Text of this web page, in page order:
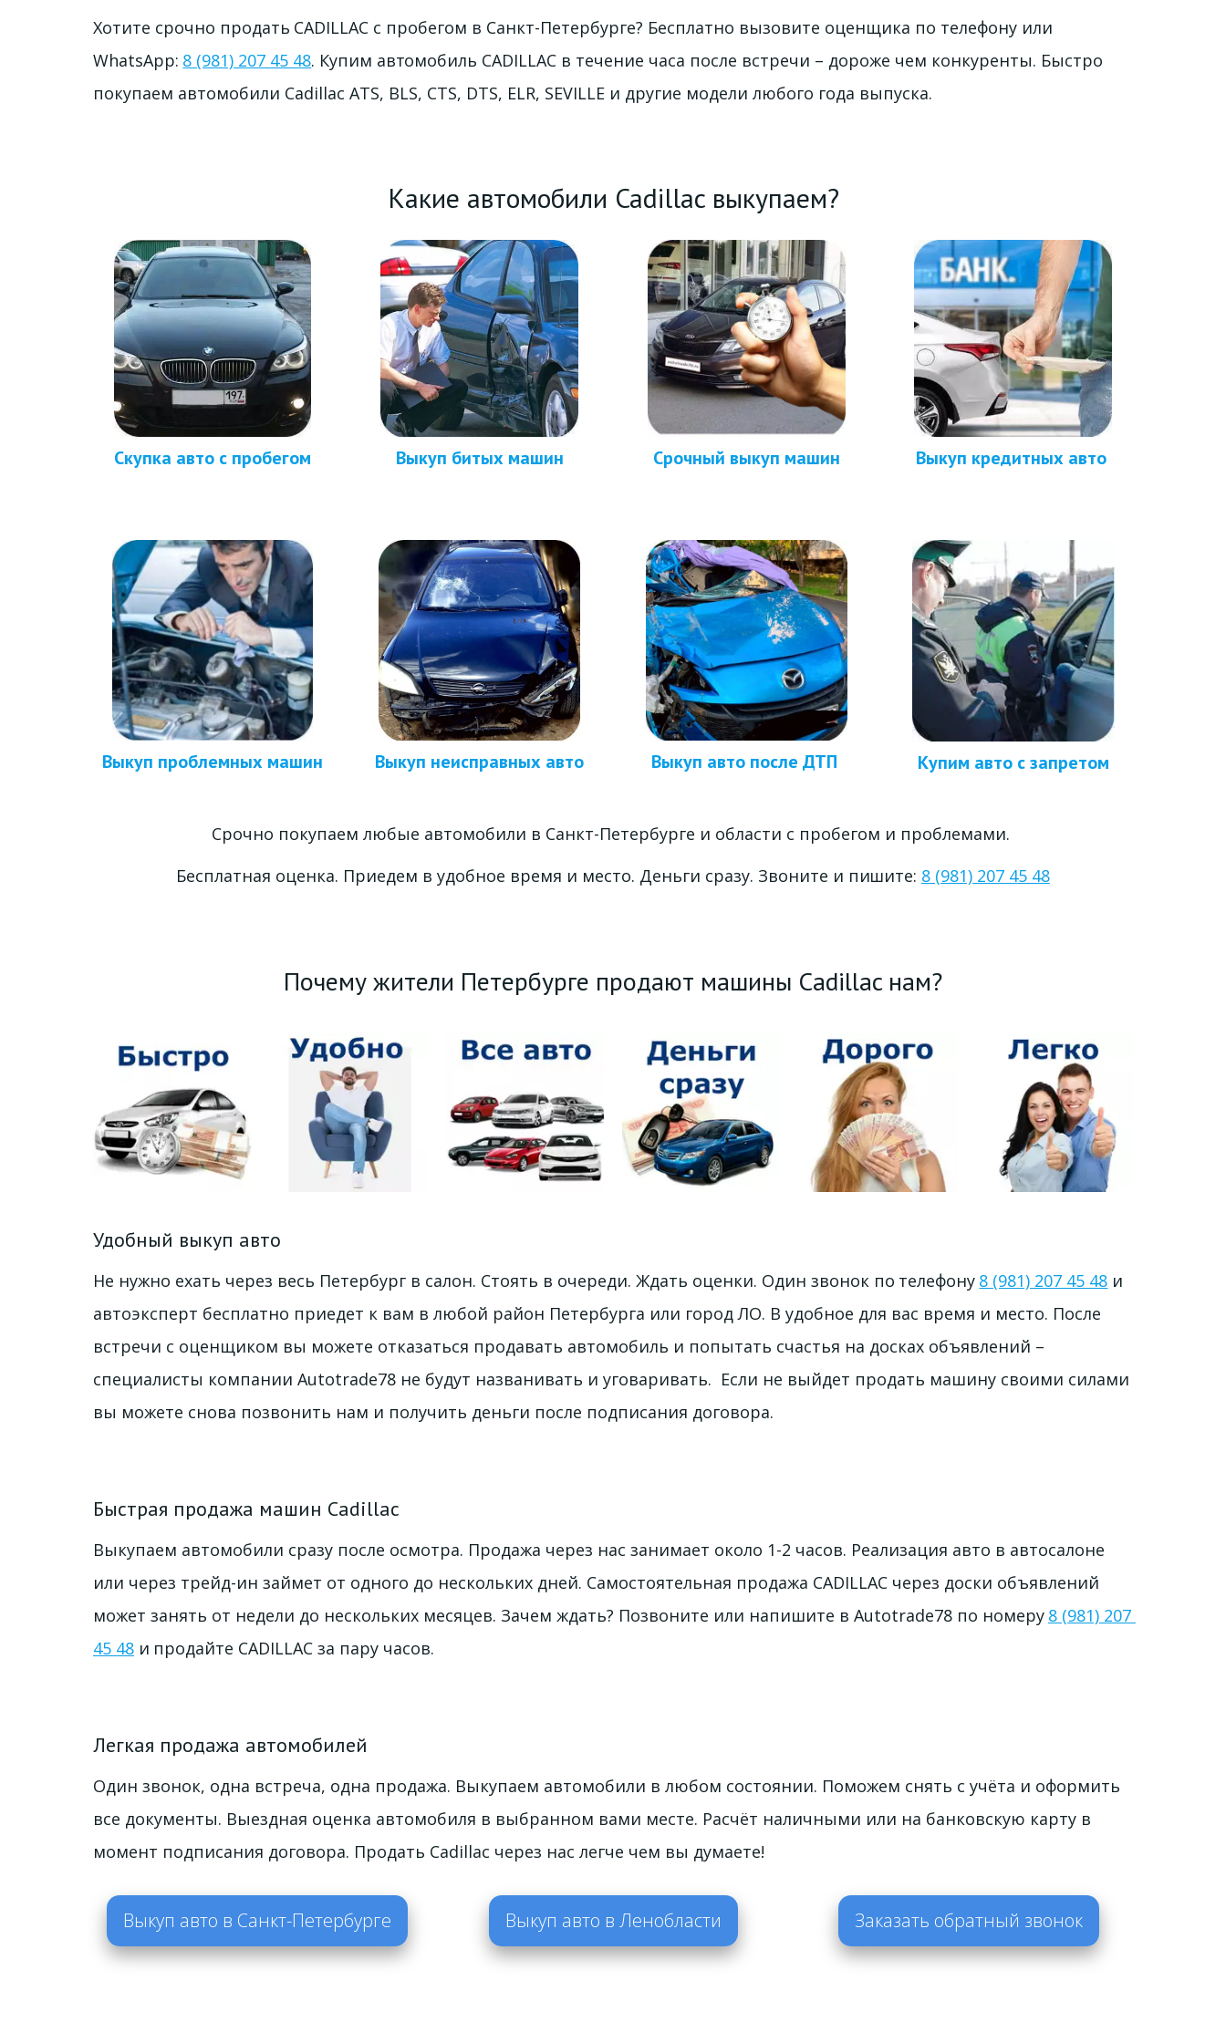
Хотите срочно продать CADILLAC с пробегом в Санкт-Петербурге? Бесплатно вызовите оценщика по телефону или
WhatsApp: 8 (981) 207 45 48. Купим автомобиль CADILLAC в течение часа после встречи – дороже чем конкуренты. Быстро
покупаем автомобили Cadillac ATS, BLS, CTS, DTS, ELR, SEVILLE и другие модели любого года выпуска.
Какие автомобили Cadillac выкупаем?
Скупка авто с пробегом Выкуп битых машин Срочный выкуп машин Выкуп кредитных авто
Выкуп проблемных машин Выкуп неисправных авто Выкуп авто после ДТП Купим авто с запретом
Срочно покупаем любые автомобили в Санкт-Петербурге и области с пробегом и проблемами.
Бесплатная оценка. Приедем в удобное время и место. Деньги сразу. Звоните и пишите: 8 (981) 207 45 48
Почему жители Петербурге продают машины Cadillac нам?
Удобный выкуп авто
Не нужно ехать через весь Петербург в салон. Стоять в очереди. Ждать оценки. Один звонок по телефону 8 (981) 207 45 48 и
автоэксперт бесплатно приедет к вам в любой район Петербурга или город ЛО. В удобное для вас время и место. После
встречи с оценщиком вы можете отказаться продавать автомобиль и попытать счастья на досках объявлений –
специалисты компании Autotrade78 не будут названивать и уговаривать.  Если не выйдет продать машину своими силами
вы можете снова позвонить нам и получить деньги после подписания договора.
Быстрая продажа машин Cadillac
Выкупаем автомобили сразу после осмотра. Продажа через нас занимает около 1-2 часов. Реализация авто в автосалоне
или через трейд-ин займет от одного до нескольких дней. Самостоятельная продажа CADILLAC через доски объявлений
может занять от недели до нескольких месяцев. Зачем ждать? Позвоните или напишите в Autotrade78 по номеру 8 (981) 207
45 48 и продайте CADILLAC за пару часов.
Легкая продажа автомобилей
Один звонок, одна встреча, одна продажа. Выкупаем автомобили в любом состоянии. Поможем снять с учёта и оформить
все документы. Выездная оценка автомобиля в выбранном вами месте. Расчёт наличными или на банковскую карту в
момент подписания договора. Продать Cadillac через нас легче чем вы думаете!
Выкуп авто в Санкт-Петербурге Выкуп авто в Ленобласти Заказать обратный звонок